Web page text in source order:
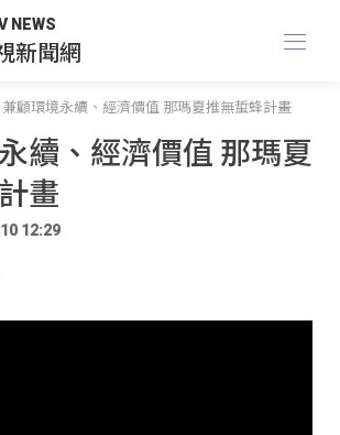
NEWS
新聞網
兼顧環境永續、經濟價值 那瑪夏推無蜇蜂計畫
續、經濟價值 那瑪夏
畫
12:29